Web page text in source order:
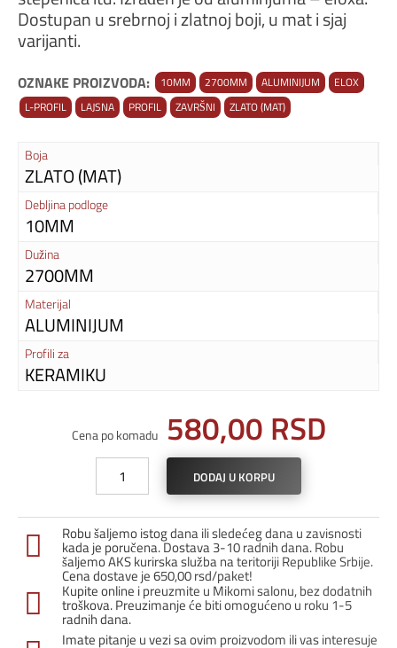
Dostupan u srebrnoj i zlatnoj boji, u mat i sjaj
varijanti.
OZNAKE PROIZVODA: 10MM 2700MM ALUMINIJUM
ELOX
L-PROFIL
LAJSNA PROFIL ZAVRŠNI ZLATO (MAT)
Boja
ZLATO (MAT)
Debljina podloge
10MM
Dužina
2700MM
Materijal
ALUMINIJUM
Profili za
KERAMIKU
Cena po komadu 580,00 RSD
profil
10
/
Zlato
mat
količina
DODAJ U KORPU
Robu šaljemo istog dana ili sledećeg dana u zavisnosti
kada je poručena. Dostava 3-10 radnih dana. Robu
šaljemo AKS kurirska služba na teritoriji Republike Srbije.
Cena dostave je 650,00 rsd/paket!
Kupite online i preuzmite u Mikomi salonu, bez dodatnih
troškova. Preuzimanje će biti omogućeno u roku 1-5
radnih dana.
Imate pitanje u vezi sa ovim proizvodom ili vas interesuje